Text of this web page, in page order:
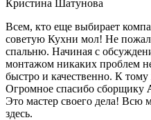
Кристина Шатунова
Всем, кто еще выбирает
советую Кухни мол! Не
спальню. Начиная с
монтажом никаких проблем
быстро и качественно. К
Огромное спасибо сборщику
Это мастер своего дела! Всю
здесь.